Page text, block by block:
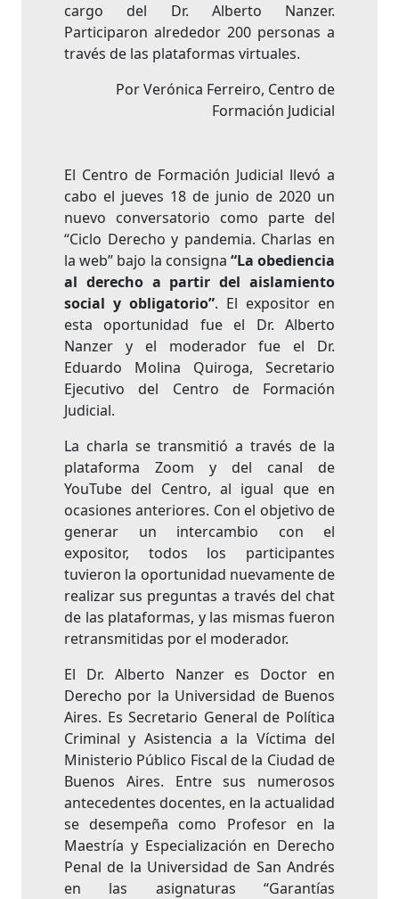
cargo del Dr. Alberto Nanzer.
Participaron alrededor 200 personas a
través de las plataformas virtuales.
Por Verónica Ferreiro, Centro de
Formación Judicial
El Centro de Formación Judicial llevó a
cabo el jueves 18 de junio de 2020 un
nuevo conversatorio como parte del
“Ciclo Derecho y pandemia. Charlas en
la web” bajo la consigna “La obediencia
al derecho a partir del aislamiento
social y obligatorio”. El expositor en
esta oportunidad fue el Dr. Alberto
Nanzer y el moderador fue el Dr.
Eduardo Molina Quiroga, Secretario
Ejecutivo del Centro de Formación
Judicial.
La charla se transmitió a través de la
plataforma Zoom y del canal de
YouTube del Centro, al igual que en
ocasiones anteriores. Con el objetivo de
generar un intercambio con el
expositor, todos los participantes
tuvieron la oportunidad nuevamente de
realizar sus preguntas a través del chat
de las plataformas, y las mismas fueron
retransmitidas por el moderador.
El Dr. Alberto Nanzer es Doctor en
Derecho por la Universidad de Buenos
Aires. Es Secretario General de Política
Criminal y Asistencia a la Víctima del
Ministerio Público Fiscal de la Ciudad de
Buenos Aires. Entre sus numerosos
antecedentes docentes, en la actualidad
se desempeña como Profesor en la
Maestría y Especialización en Derecho
Penal de la Universidad de San Andrés
en las asignaturas “Garantías